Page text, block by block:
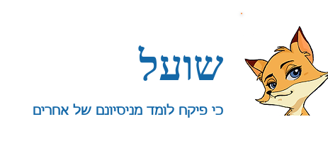
שועל
כי פיקח לומד מניסיונם של אחרים